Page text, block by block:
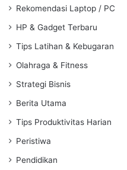
Rekomendasi Laptop / PC
HP & Gadget Terbaru
Tips Latihan & Kebugaran
Olahraga & Fitness
Strategi Bisnis
Berita Utama
Tips Produktivitas Harian
Peristiwa
Pendidikan